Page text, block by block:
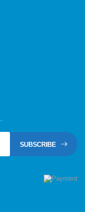
SUBSCRIBE